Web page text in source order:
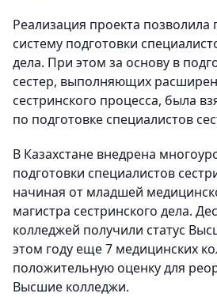
Реализация проекта позволила
систему подготовки
дела. При этом за основу в
сестер, выполняющих
сестринского процесса, была
по подготовке специалистов
В Казахстане внедрена
подготовки специалистов
начиная от младшей
магистра сестринского дела.
колледжей получили статус
этом году еще 7 медицинских
положительную оценку для
Высшие колледжи.